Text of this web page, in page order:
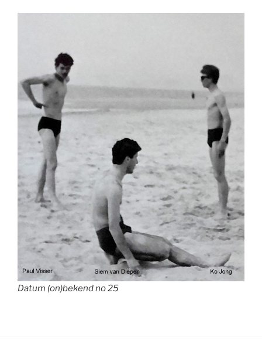
Datum (on)bekend no 25